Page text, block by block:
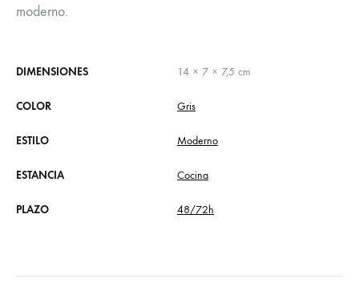
moderno.
DIMENSIONES 14 × 7 × 7,5 cm
COLOR Gris
ESTILO Moderno
ESTANCIA Cocina
PLAZO 48/72h